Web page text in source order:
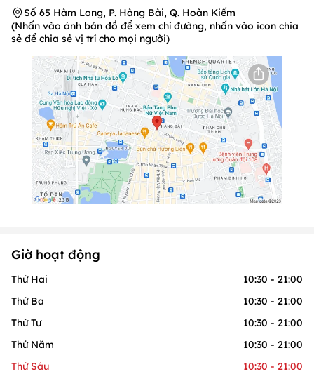
Số 65 Hàm Long, P. Hàng Bài, Q. Hoàn Kiếm
(Nhấn vào ảnh bản đồ để xem chỉ đường, nhấn vào icon chia
sẻ để chia sẻ vị trí cho mọi người)
Giờ hoạt động
Thứ Hai
10:30 - 21:00
Thứ Ba
10:30 - 21:00
Thứ Tư
10:30 - 21:00
Thứ Năm
10:30 - 21:00
Thứ Sáu
10:30 - 21:00